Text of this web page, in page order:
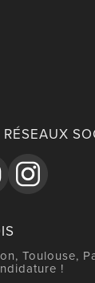
Toulouse,
!